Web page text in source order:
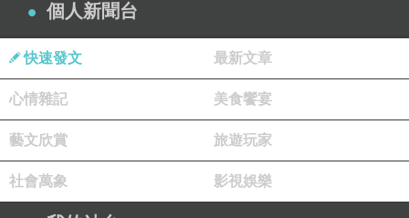
個人新聞台
快速發文 最新文章
心情雜記 美食饗宴
藝文欣賞 旅遊玩家
社會萬象 影視娛樂